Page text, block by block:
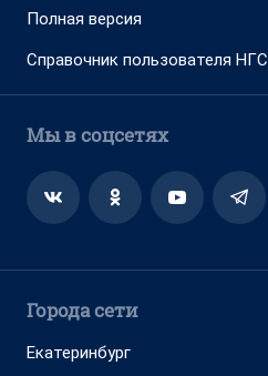
Полная версия
Справочник пользователя НГС
Мы в соцсетях
Города сети
Екатеринбург